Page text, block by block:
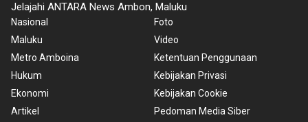
Jelajahi ANTARA News Ambon, Maluku
Nasional
Maluku
Metro Amboina
Hukum
Ekonomi
Artikel
Foto
Video
Ketentuan Penggunaan
Kebijakan Privasi
Kebijakan Cookie
Pedoman Media Siber